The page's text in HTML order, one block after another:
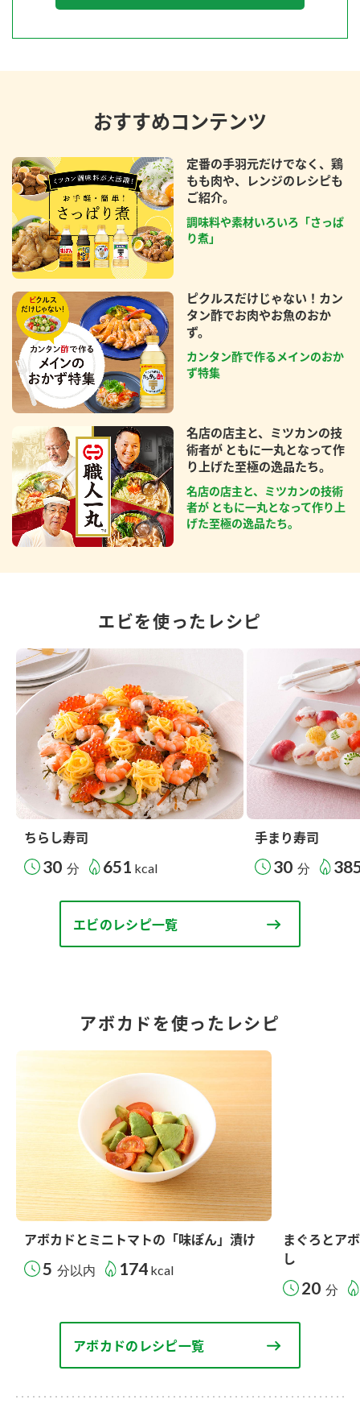
おすすめコンテンツ
定番の手羽元だけでなく、鶏
もも肉や、レンジのレシピも
ご紹介。
調味料や素材いろいろ「さっぱ
り煮」
ピクルスだけじゃない！カン
タン酢でお肉やお魚のおか
ず。
カンタン酢で作るメインのおか
ず特集
名店の店主と、ミツカンの技
術者が ともに一丸となって作
り上げた至極の逸品たち。
名店の店主と、ミツカンの技術
者が ともに一丸となって作り上
げた至極の逸品たち。
エビを使ったレシピ
ちらし寿司
30 分 651 kcal
手まり寿司
30 分
エビのレシピ一覧
アボカドを使ったレシピ
アボカドとミニトマトの「味ぽん」漬け
5 分以内 174 kcal
まぐろとア
し
20 分
アボカドのレシピ一覧